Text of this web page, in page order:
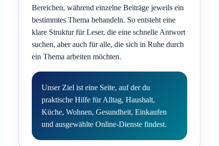
Bereichen, während einzelne Beiträge jeweils ein
bestimmtes Thema behandeln. So entsteht eine
klare Struktur für Leser, die eine schnelle Antwort
suchen, aber auch für alle, die sich in Ruhe durch
ein Thema arbeiten möchten.
Unser Ziel ist eine Seite, auf der du
praktische Hilfe für Alltag, Haushalt,
Küche, Wohnen, Gesundheit, Einkaufen
und ausgewählte Online-Dienste findest.